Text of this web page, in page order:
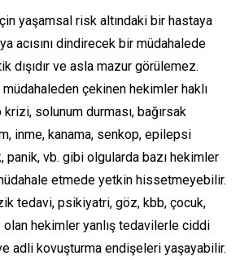
yaşamsal risk altındaki bir hastaya
acısını dindirecek bir müdahalede
dışıdır ve asla mazur görülemez.
çekinen hekimler haklı
solunum durması, bağırsak
inme, kanama, senkop, epilepsi
vb. gibi olgularda bazı hekimler
etmede yetkin hissetmeyebilir.
tedavi, psikiyatri, göz, kbb, çocuk,
hekimler yanlış tedavilerle ciddi
adli kovuşturma endişeleri yaşayabilir.